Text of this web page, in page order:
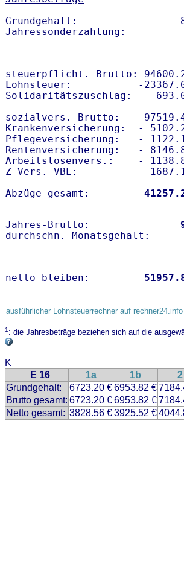
Grundgehalt:
steuerpflicht. Brutto:
Lohnsteuer:           -
Solidaritätszuschlag: -
sozialvers. Brutto:
Krankenversicherung:  -
Pflegeversicherung:   -
Rentenversicherung:   -
Arbeitslosenvers.:    -
Z-Vers. VBL:          -
Abzüge gesamt:        -
Jahres-Brutto:
netto bleiben:
ausführlicher Lohnsteuerrechner auf rechner24.info
1: die Jahresbeträge beziehen sich auf die
K
.. E 16 1a 1b 2
Grundgehalt:
6723.20 €6953.82 €
Brutto gesamt: 6723.20 €6953.82 €
Netto gesamt: 3828.56 €3925.52 €